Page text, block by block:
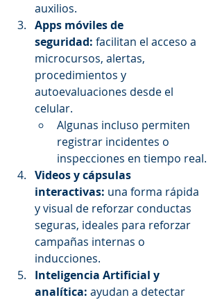
auxilios.
Apps móviles de
seguridad: facilitan el acceso a
microcursos, alertas,
procedimientos y
autoevaluaciones desde el
celular.
Algunas incluso permiten
registrar incidentes o
inspecciones en tiempo real.
Videos y cápsulas
interactivas: una forma rápida
y visual de reforzar conductas
seguras, ideales para reforzar
campañas internas o
inducciones.
Inteligencia Artificial y
analítica: ayudan a detectar